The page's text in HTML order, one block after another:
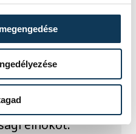
hogy
az
hogy
válassza
elnököt.